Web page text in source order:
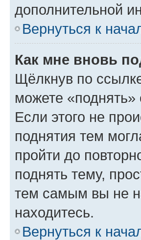
дополнительной
Вернуться к
Как мне вновь
Щёлкнув по
можете
Если этого не
поднятия тем
пройти до
поднять тему,
тем самым вы не
находитесь.
Вернуться к